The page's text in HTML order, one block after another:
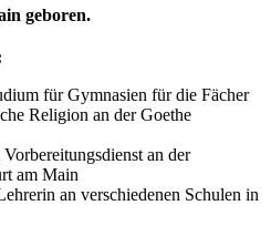
geboren.
für Gymnasien für die Fächer
Religion an der Goethe
an der
am Main
an verschiedenen Schulen in